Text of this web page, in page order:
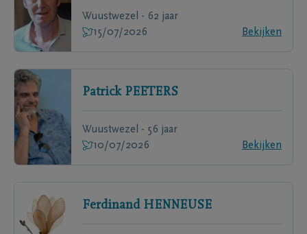
Wuustwezel - 62 jaar
15/07/2026
Bekijken
Patrick PEETERS
Wuustwezel - 56 jaar
10/07/2026
Bekijken
Ferdinand HENNEUSE